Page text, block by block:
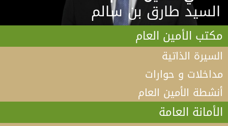
السيد طارق بن سالم
مكتب الأمين العام
السيرة الذاتية
مداخلات و حوارات
أنشطة الأمين العام
الأمانة العامة